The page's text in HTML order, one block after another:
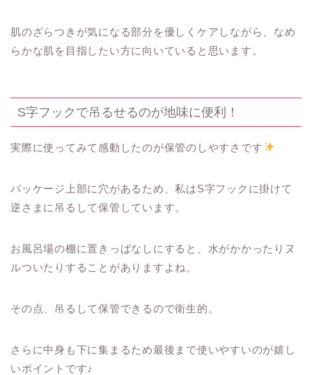
肌のざらつきが気になる部分を優しくケアしながら、なめ
らかな肌を目指したい方に向いていると思います。
S字フックで吊るせるのが地味に便利！
実際に使ってみて感動したのが保管のしやすさです
パッケージ上部に穴があるため、私はS字フックに掛けて
逆さまに吊るして保管しています。
お風呂場の棚に置きっぱなしにすると、水がかかったりヌ
ルついたりすることがありますよね。
その点、吊るして保管できるので衛生的。
さらに中身も下に集まるため最後まで使いやすいのが嬉し
いポイントです♪